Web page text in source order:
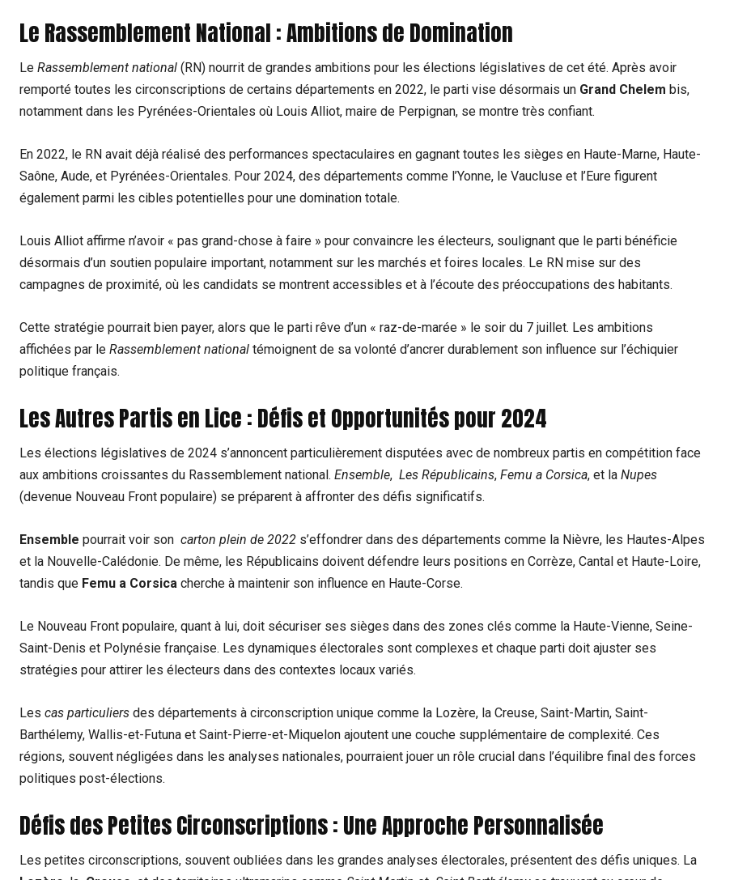
Le Rassemblement⁣ National⁤ :⁤ Ambitions de Domination
Le Rassemblement national (RN) nourrit de grandes ambitions pour les élections législatives⁢ de cet été. Après avoir
remporté​ toutes les circonscriptions de certains départements en 2022, le​ parti⁤ vise désormais un Grand Chelem bis,
notamment dans les Pyrénées-Orientales où Louis⁣ Alliot, ​maire de Perpignan, se montre très‍ confiant.
En 2022, le RN avait déjà réalisé des performances spectaculaires ⁢en gagnant toutes les sièges en⁤ Haute-Marne, Haute-
Saône, Aude, et Pyrénées-Orientales. Pour ⁤2024, des ⁣départements comme l’Yonne, le Vaucluse​ et l’Eure figurent
également parmi‍ les cibles potentielles pour ​une domination totale.
Louis Alliot affirme n’avoir « pas grand-chose à⁤ faire » pour⁣ convaincre les électeurs, soulignant ⁢que ⁣le ‍parti bénéficie
désormais d’un soutien populaire important,​ notamment sur les marchés et‌ foires locales. Le RN mise sur des
campagnes de proximité, où⁤ les candidats se ‍montrent accessibles ‌et à l’écoute des‌ préoccupations des habitants.
Cette ⁤stratégie⁤ pourrait bien payer, ⁢alors que le parti rêve d’un « raz-de-marée » le soir du 7 juillet. Les ambitions
affichées par le Rassemblement national témoignent⁤ de sa volonté d’ancrer durablement son influence sur l’échiquier
politique français.
Les ​Autres Partis en Lice : Défis et Opportunités pour 2024
Les élections​ législatives de 2024 s’annoncent particulièrement disputées avec de nombreux partis en compétition face
aux ⁢ambitions croissantes du Rassemblement national. Ensemble, ⁤ Les Républicains, Femu a Corsica, ⁤et la Nupes
(devenue⁣ Nouveau Front populaire) se préparent à affronter des défis significatifs.
Ensemble pourrait voir son ‍ carton plein de⁤ 2022 s’effondrer dans des départements⁣ comme la Nièvre, les Hautes-Alpes
et ‍la Nouvelle-Calédonie. De même, les Républicains doivent défendre leurs positions en Corrèze,​ Cantal et Haute-Loire,
tandis⁣ que⁤ Femu a Corsica cherche à maintenir son influence en Haute-Corse.
Le Nouveau Front populaire, quant à lui, doit sécuriser ses sièges dans des zones clés comme⁢ la Haute-Vienne,⁢ Seine-
Saint-Denis et ‌Polynésie⁤ française. Les dynamiques électorales sont complexes et chaque parti doit ajuster‍ ses
stratégies pour attirer les électeurs dans des contextes locaux⁣ variés.
Les cas particuliers des départements à circonscription‍ unique comme la Lozère, la Creuse, Saint-Martin, Saint-
Barthélemy, Wallis-et-Futuna et Saint-Pierre-et-Miquelon ⁤ajoutent une couche supplémentaire⁢ de complexité. Ces
régions, souvent négligées dans les analyses nationales, pourraient jouer un rôle crucial dans ⁤l’équilibre final des forces
politiques post-élections.
Défis des Petites Circonscriptions : Une Approche⁤ Personnalisée
Les petites circonscriptions, souvent ⁢oubliées ‍dans ⁣les grandes ​analyses électorales, présentent des‌ défis uniques. La